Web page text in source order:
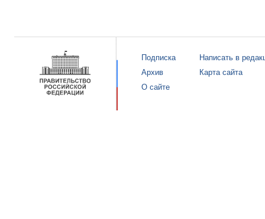
Подписка
Архив
О сайте
Написать в
Карта сайта